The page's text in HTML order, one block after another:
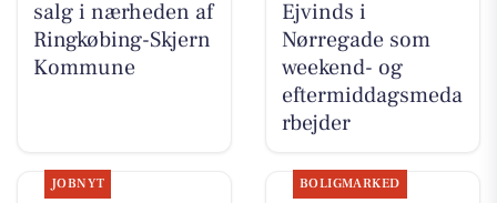
salg i nærheden af
Ringkøbing-Skjern
Kommune
Ejvinds i
Nørregade som
weekend- og
eftermiddagsmeda
rbejder
JOBNYT BOLIGMARKED